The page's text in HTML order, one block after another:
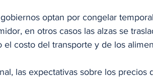
optan por congelar
en otros casos las alzas se
el costo del transporte y de los
las expectativas sobre los precios